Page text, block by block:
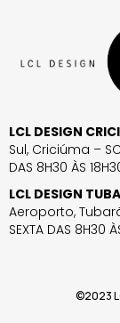
LCL DESIGN
Sul, Criciúma –
DAS 8H30 ÀS
LCL DESIGN
Aeroporto,
SEXTA DAS 8H30
©2023